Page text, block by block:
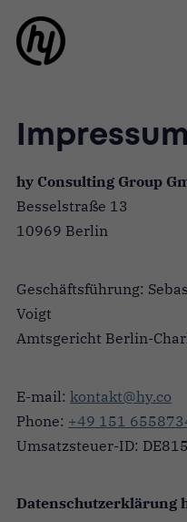
Impressum
hy Consulting Group
Besselstraße 13
10969 Berlin
Geschäftsführung:
Voigt
Amtsgericht Berlin-
E-mail: kontakt@hy.co
Phone: +49 151
Umsatzsteuer-ID:
Datenschutzerklärung